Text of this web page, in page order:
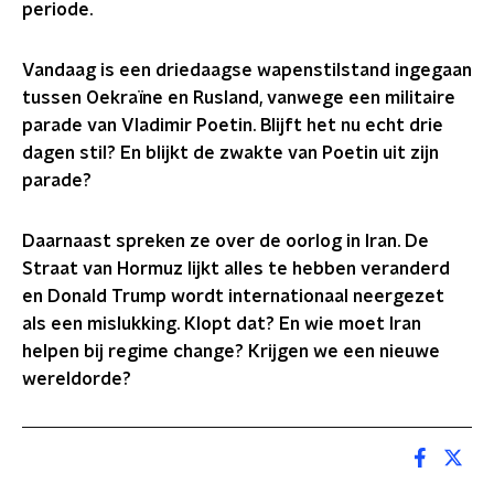
periode.
Vandaag is een driedaagse wapenstilstand ingegaan
tussen Oekraïne en Rusland, vanwege een militaire
parade van Vladimir Poetin. Blijft het nu echt drie
dagen stil? En blijkt de zwakte van Poetin uit zijn
parade?
Daarnaast spreken ze over de oorlog in Iran. De
Straat van Hormuz lijkt alles te hebben veranderd
en Donald Trump wordt internationaal neergezet
als een mislukking. Klopt dat? En wie moet Iran
helpen bij regime change? Krijgen we een nieuwe
wereldorde?